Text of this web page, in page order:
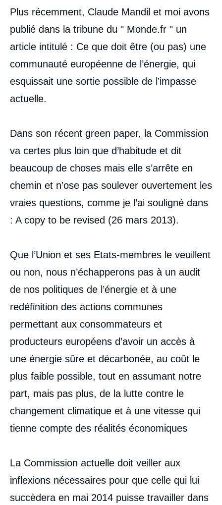
Plus récemment, Claude Mandil et moi avons
publié dans la tribune du " Monde.fr " un
article intitulé : Ce que doit être (ou pas) une
communauté européenne de l’énergie, qui
esquissait une sortie possible de l’impasse
actuelle.
Dans son récent green paper, la Commission
va certes plus loin que d’habitude et dit
beaucoup de choses mais elle s’arrête en
chemin et n’ose pas soulever ouvertement les
vraies questions, comme je l’ai souligné dans
: A copy to be revised (26 mars 2013).
Que l’Union et ses Etats-membres le veuillent
ou non, nous n’échapperons pas à un audit
de nos politiques de l’énergie et à une
redéfinition des actions communes
permettant aux consommateurs et
producteurs européens d’avoir un accès à
une énergie sûre et décarbonée, au coût le
plus faible possible, tout en assumant notre
part, mais pas plus, de la lutte contre le
changement climatique et à une vitesse qui
tienne compte des réalités économiques
La Commission actuelle doit veiller aux
inflexions nécessaires pour que celle qui lui
succèdera en mai 2014 puisse travailler dans
Image
couverture
la